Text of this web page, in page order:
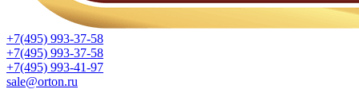
+7(495) 993-37-58
+7(495) 993-37-58
+7(495) 993-41-97
sale@orton.ru